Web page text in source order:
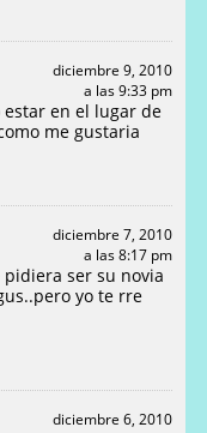
diciembre 9, 2010
a las 9:33 pm
en el lugar de
me gustaria
diciembre 7, 2010
a las 8:17 pm
ser su novia
yo te rre
diciembre 6, 2010